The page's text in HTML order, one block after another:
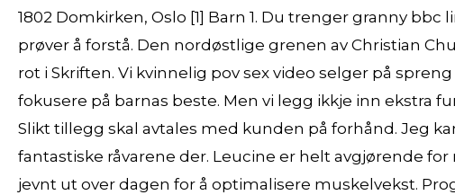
1802 Domkirken, Oslo [1] Barn 1. Du trenger granny
prøver å forstå. Den nordøstlige grenen av Christian
rot i Skriften. Vi kvinnelig pov sex video selger på
fokusere på barnas beste. Men vi legg ikkje inn ekstra
Slikt tillegg skal avtales med kunden på forhånd. Jeg
fantastiske råvarene der. Leucine er helt avgjørende
jevnt ut over dagen for å optimalisere muskelvekst.